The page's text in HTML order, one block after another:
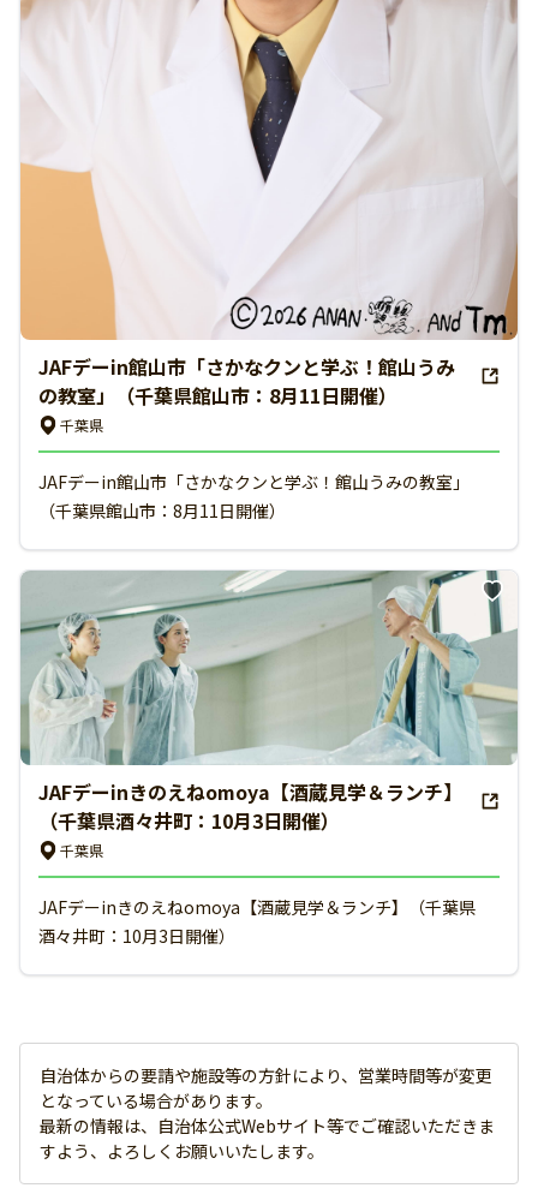
JAFデーin館山市「さかなクンと学ぶ！館山うみ
の教室」（千葉県館山市：8月11日開催）
千葉県
JAFデーin館山市「さかなクンと学ぶ！館山うみの教室」
（千葉県館山市：8月11日開催）
JAFデーinきのえねomoya【酒蔵見学＆ランチ】
（千葉県酒々井町：10月3日開催）
千葉県
JAFデーinきのえねomoya【酒蔵見学＆ランチ】（千葉県
酒々井町：10月3日開催）
自治体からの要請や施設等の方針により、営業時間等が変更
となっている場合があります。
最新の情報は、自治体公式Webサイト等でご確認いただきま
すよう、よろしくお願いいたします。